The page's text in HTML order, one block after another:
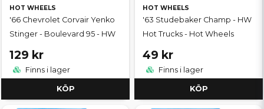
HOT WHEELS
'66 Chevrolet Corvair Yenko
Stinger - Boulevard 95 - HW
129 kr
Finns i lager
KÖP
HOT WHEELS
'63 Studebaker Champ - HW
Hot Trucks - Hot Wheels
49 kr
Finns i lager
KÖP